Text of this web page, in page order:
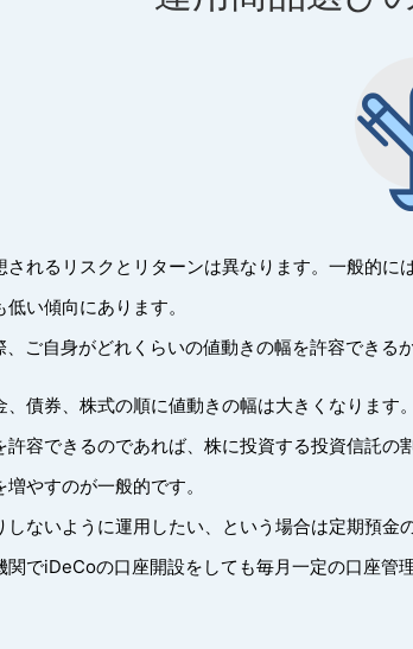
されるリスクとリターンは異なります。一般的
い傾向にあります。
ご自身がどれくらいの値動きの幅を許容できる
債券、株式の順に値動きの幅は大きくなります。
許容できるのであれば、株に投資する投資信託
やすのが一般的です。
しないように運用したい、という場合は定期預金
関でiDeCoの口座開設をしても毎月一定の口座